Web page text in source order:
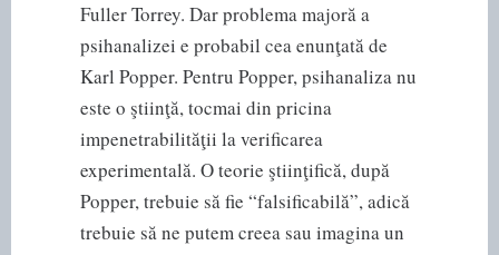
Fuller Torrey. Dar problema majoră a
psihanalizei e probabil cea enunţată de
Karl Popper. Pentru Popper, psihanaliza nu
este o ştiinţă, tocmai din pricina
impenetrabilităţii la verificarea
experimentală. O teorie ştiinţifică, după
Popper, trebuie să fie “falsificabilă”, adică
trebuie să ne putem creea sau imagina un